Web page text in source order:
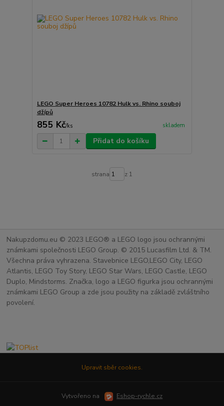
LEGO Super Heroes 10782 Hulk vs. Rhino souboj
džípů
855 Kč/ks skladem
Přidat do košíku
strana z 1
Nakupzdomu.eu © 2023 LEGO® a LEGO logo jsou ochrannými
známkami společnosti LEGO Group. © 2015 Lucasfilm Ltd. & TM.
Všechna práva vyhrazena. Stavebnice LEGO,LEGO City, LEGO
Atlantis, LEGO Toy Story, LEGO Star Wars, LEGO Castle, LEGO
Duplo, Mindstorms. Značka, logo a LEGO figurka jsou ochrannými
známkami LEGO Group a zde jsou použity na základě zvláštního
povolení.
Upravit sběr cookies.
Vytvořeno na Eshop-rychle.cz